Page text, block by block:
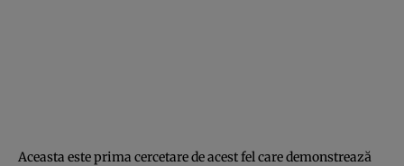
Aceasta este prima cercetare de acest fel care demonstrează